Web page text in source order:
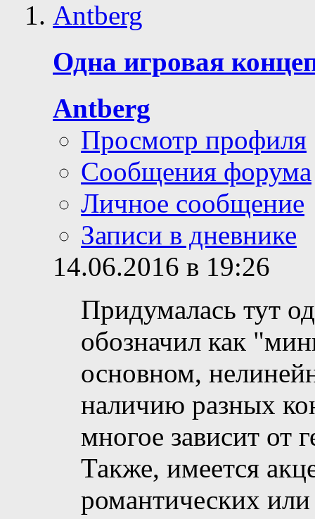
Одна игровая
Antberg
Просмотр профиля
Сообщения форума
Личное сообщение
Записи в дневнике
14.06.2016 в 19:26
Придумалась тут
обозначил как
основном,
наличию разных
многое зависит от
Также, имеется
романтических